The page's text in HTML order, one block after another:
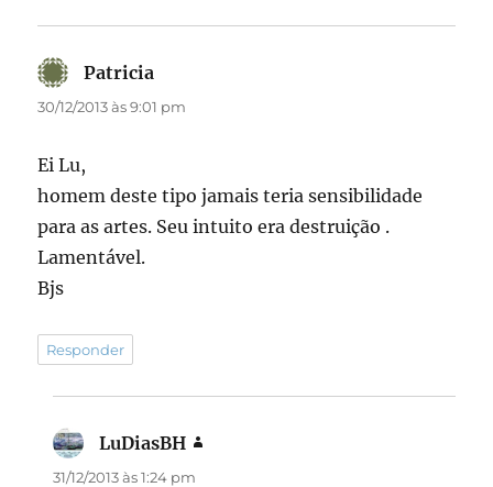
Patricia
30/12/2013 às 9:01 pm
Ei Lu,
homem deste tipo jamais teria sensibilidade
para as artes. Seu intuito era destruição .
Lamentável.
Bjs
Responder
LuDiasBH
31/12/2013 às 1:24 pm